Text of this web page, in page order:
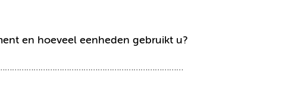
en hoeveel eenheden gebruikt u?